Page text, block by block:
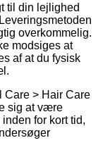
til din lejlighed
overkommelig.
modsiges at
af at du fysisk
Care > Hair Care
sig at være
for kort tid,